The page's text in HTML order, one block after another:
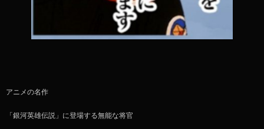
アニメの名作
「銀河英雄伝説」に登場する無能な将官